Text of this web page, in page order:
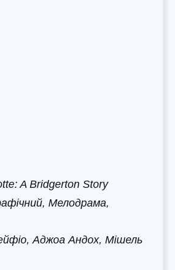
A Bridgerton Story
Мелодрама,
Аджоа Андох, Мішель